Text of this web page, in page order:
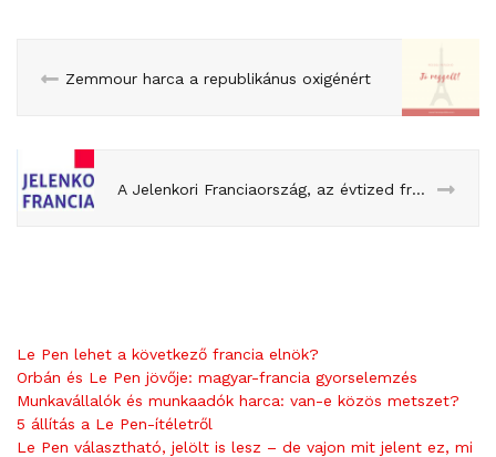
Zemmour harca a republikánus oxigénért
A Jelenkori Franciaország, az évtized franciás könyve: megjelent!
Le Pen lehet a következő francia elnök?
Orbán és Le Pen jövője: magyar-francia gyorselemzés
Munkavállalók és munkaadók harca: van-e közös metszet?
5 állítás a Le Pen-ítéletről
Le Pen választható, jelölt is lesz – de vajon mit jelent ez, mi